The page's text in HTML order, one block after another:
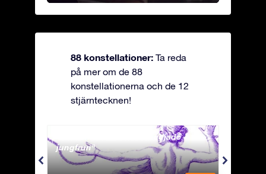
88 konstellationer: Ta reda
på mer om de 88
konstellationerna och de 12
stjärntecknen!
Andromeda - Den fastkedjade
jungfrun